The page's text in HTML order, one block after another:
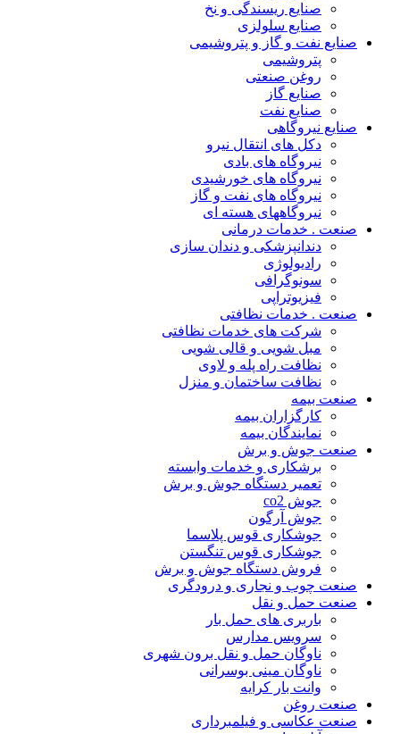
صنایع ریسندگی و نخ
صنایع سلولزی
صنایع نفت و گاز و پتروشیمی
پتروشیمی
روغن صنعتی
صنایع گاز
صنایع نفت
صنایع نیروگاهی
دکل های انتقال نیرو
نیروگاه های بادی
نیروگاه های خورشیدی
نیروگاه های نفت و گاز
نیروگاههای هسته ای
صنعت . خدمات درمانی
دندانپزشکی و دندان سازی
رادیولوژی
سونوگرافی
فیزیوتراپی
صنعت . خدمات نظافتی
شرکت های خدمات نظافتی
مبل شویی و قالی شویی
نظافت راه پله و لاوی
نظافت ساختمان و منزل
صنعت بیمه
کارگزاران بیمه
نمایندگان بیمه
صنعت جوش و برش
برشکاری و خدمات وابسته
تعمیر دستگاه جوش و برش
جوش co2
جوش آرگون
جوشکاری قوس پلاسما
جوشکاری قوس تنگستن
فروش دستگاه جوش و برش
صنعت چوب و نجاری و درودگری
صنعت حمل و نقل
باربری های حمل بار
سرویس مدارس
ناوگان حمل و نقل برون شهری
ناوگان مینی بوسرانی
وانت بار کرایه
صنعت روغن
صنعت عکاسی و فیلمبرداری